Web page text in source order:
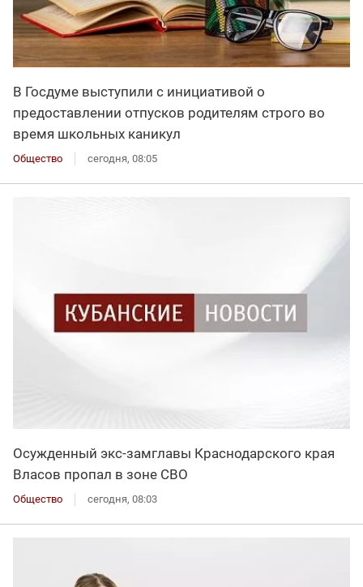
В Госдуме выступили с инициативой о
предоставлении отпусков родителям строго во
время школьных каникул
Общество сегодня, 08:05
Осужденный экс-замглавы Краснодарского края
Власов пропал в зоне СВО
Общество сегодня, 08:03